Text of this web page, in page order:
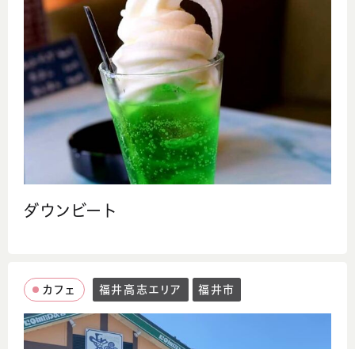
ダウンビート
カフェ 福井高志エリア 福井市